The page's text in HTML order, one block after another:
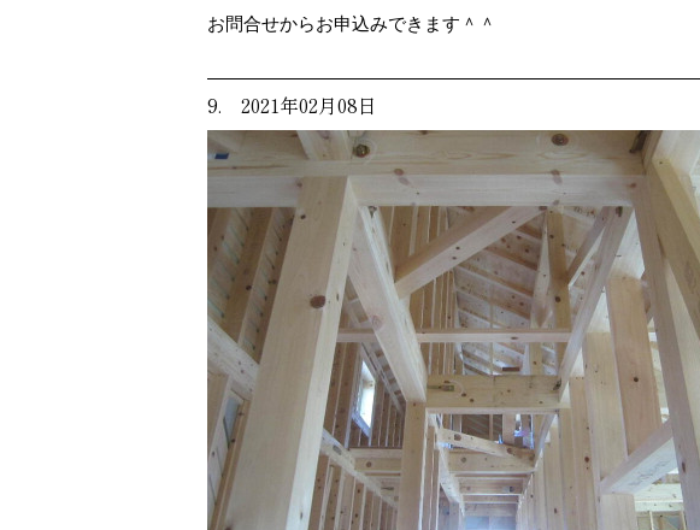
お問合せからお申込みできます＾＾
9. 2021年02月08日